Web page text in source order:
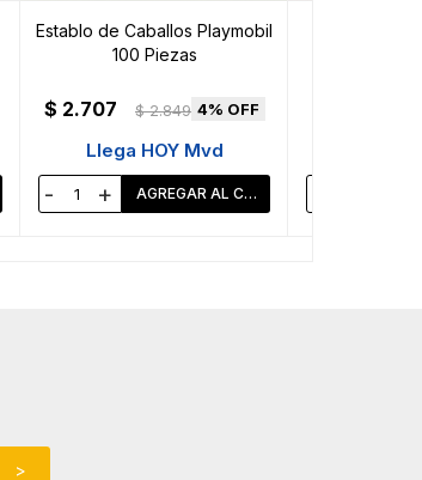
Establo de Caballos Playmobil
100 Piezas
$ 2.707 $ 2.849 4
Llega HOY Mvd
- +